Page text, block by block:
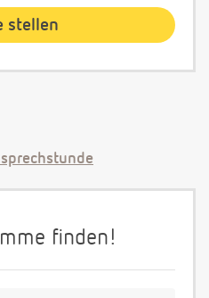
finden!